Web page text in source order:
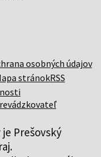
osobných údajov
stránokRSS
Prešovský